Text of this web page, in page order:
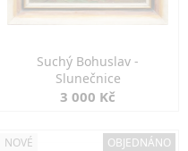
Suchý Bohuslav -
Slunečnice
3 000 Kč
NOVÉ OBJEDNÁNO